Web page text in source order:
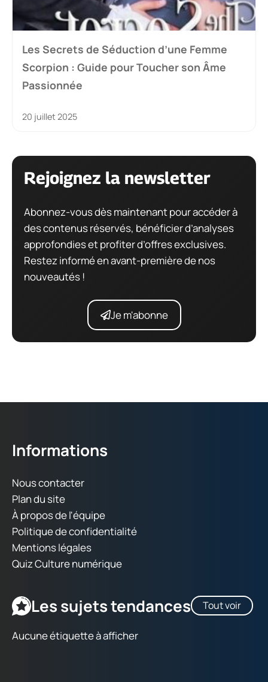
Les Secrets de Séduction d’une Femme
Scorpion : Guide pour Toucher son Âme
Passionnée
20 juillet 2025
Rejoignez la newsletter
Abonnez-vous dès maintenant pour accéder à
des contenus réservés, bénéficier d’analyses
approfondies et profiter d’offres exclusives.
Restez informé en avant-première de nos
nouveautés !
Je m'abonne
Informations
Nous contacter
Plan du site
À propos de l'équipe
Politique de confidentialité
Mentions légales
Quiz Culture numérique
Les sujets tendances Tout voir
Aucune étiquette à afficher